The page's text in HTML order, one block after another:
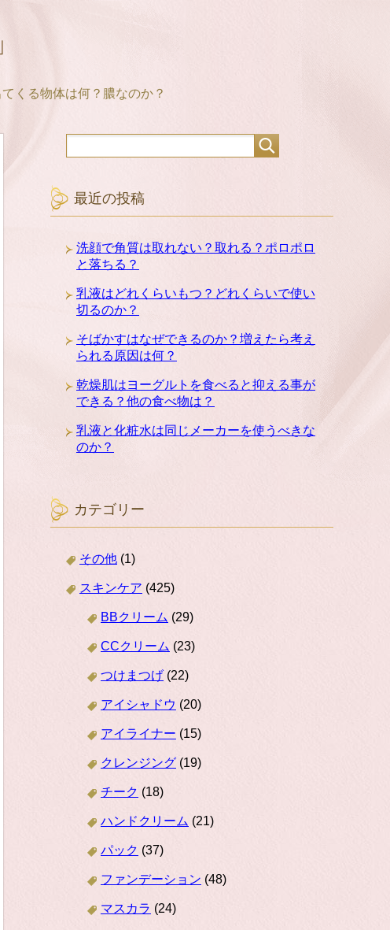
くる物体は何？膿なのか？
最近の投稿
洗顔で角質は取れない？取れる？ポロポロ
と落ちる？
乳液はどれくらいもつ？どれくらいで使い
切るのか？
そばかすはなぜできるのか？増えたら考え
られる原因は何？
乾燥肌はヨーグルトを食べると抑える事が
できる？他の食べ物は？
乳液と化粧水は同じメーカーを使うべきな
のか？
カテゴリー
その他 (1)
スキンケア (425)
BBクリーム (29)
CCクリーム (23)
つけまつげ(22)
アイシャドウ (20)
アイライナー (15)
クレンジング (19)
チーク (18)
ハンドクリーム (21)
パック (37)
ファンデーション (48)
マスカラ (24)